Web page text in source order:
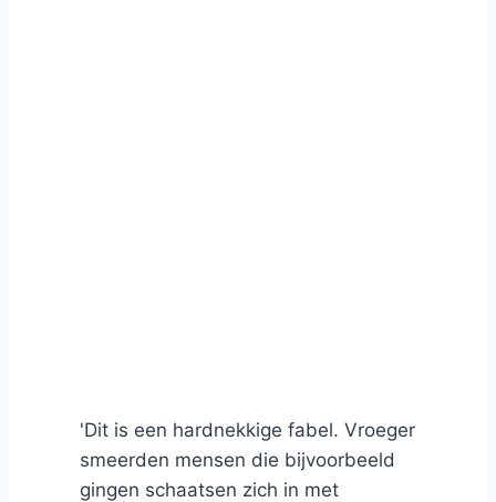
'Dit is een hardnekkige fabel. Vroeger
smeerden mensen die bijvoorbeeld
gingen schaatsen zich in met